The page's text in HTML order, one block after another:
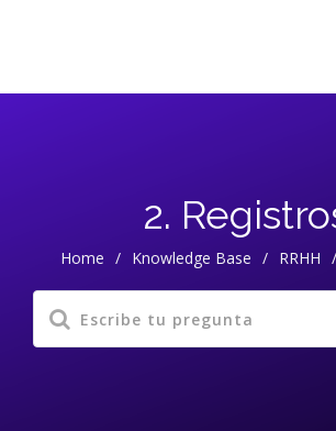
2.
Home / Knowledge Base / RRHH /